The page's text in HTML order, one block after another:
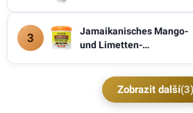
3
Jamaikanisches Mango-
und Limetten-
Zobrazit další(3)